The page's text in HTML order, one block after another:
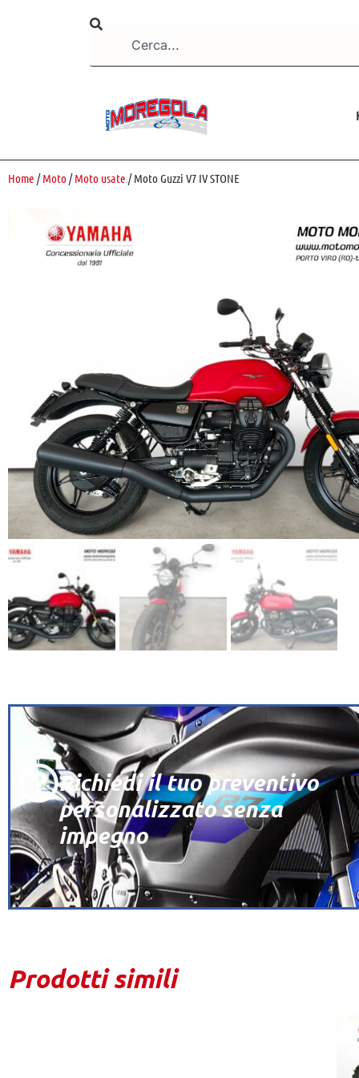
Home /Moto/Moto usate / Moto Guzzi V7 IV STONE
Richiedi il tuo preventivo
personalizzato senza
impegno
Prodotti simili